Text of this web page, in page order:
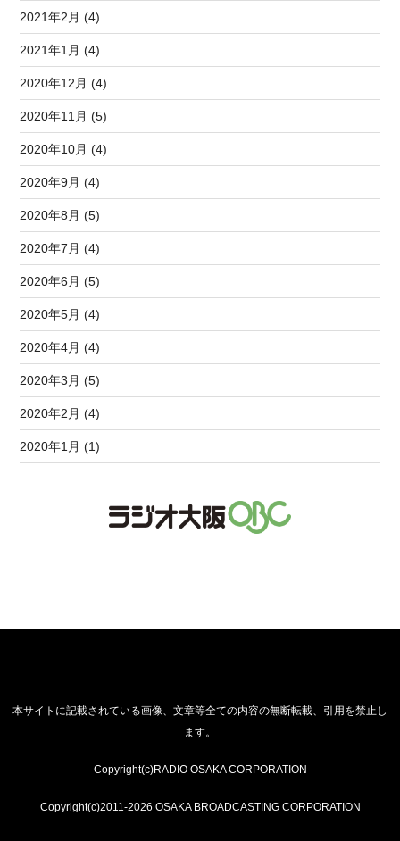
2021年2月 (4)
2021年1月 (4)
2020年12月 (4)
2020年11月 (5)
2020年10月 (4)
2020年9月 (4)
2020年8月 (5)
2020年7月 (4)
2020年6月 (5)
2020年5月 (4)
2020年4月 (4)
2020年3月 (5)
2020年2月 (4)
2020年1月 (1)
本サイトに記載されている画像、文章等全ての内容の無断転載、引用を禁止し
ます。
Copyright(c)RADIO OSAKA CORPORATION
Copyright(c)2011-2026 OSAKA BROADCASTING CORPORATION